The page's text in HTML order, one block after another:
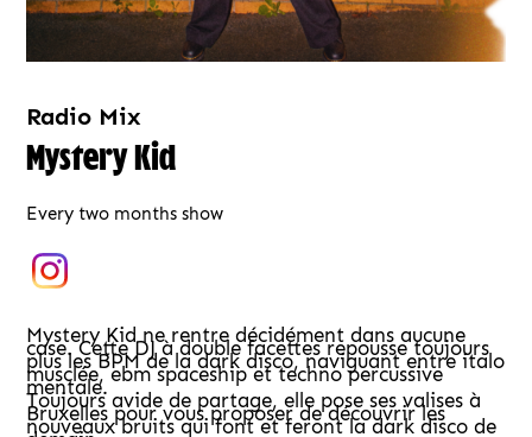
Radio Mix
Mystery Kid
Every two months show
Mystery Kid ne rentre décidément dans aucune
case. Cette DJ à double facettes repousse toujours
plus les BPM de la dark disco, naviguant entre italo
musclée, ebm spaceship et techno percussive
mentale.
Toujours avide de partage, elle pose ses valises à
Bruxelles pour vous proposer de découvrir les
nouveaux bruits qui font et feront la dark disco de